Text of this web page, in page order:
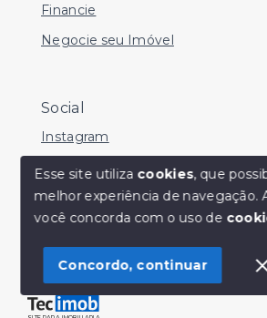
Olá! Estamos
Financie
Negocie seu Imóvel
Social
Instagram
Facebook
Youtube
© Copyright 2026 - Sérgio Silveira
direitos reservados
Esse site utiliza cookies, que
melhor experiência de navegação.
você concorda com o uso de
Concordo, continuar